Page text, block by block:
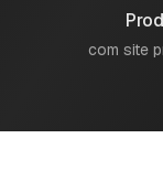
com site